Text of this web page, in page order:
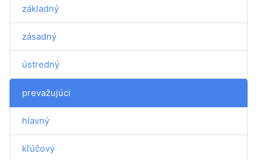
základný
zásadný
ústredný
prevažujúci
hlavný
kľúčový